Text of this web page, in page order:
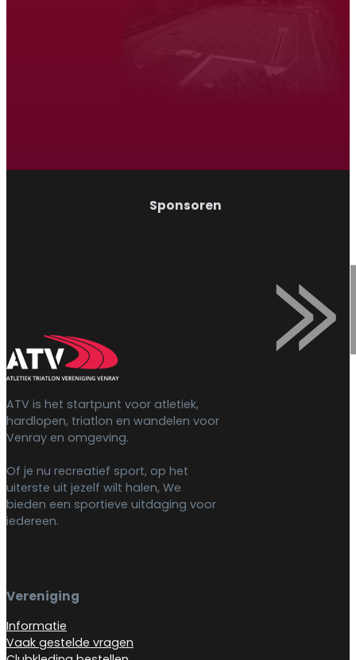
Sponsoren
ATV is het startpunt voor atletiek,
hardlopen, triatlon en wandelen voor
Venray en omgeving.
Of je nu recreatief sport, op het
uiterste uit jezelf wilt halen, We
bieden een sportieve uitdaging voor
iedereen.
Vereniging
Informatie
Vaak gestelde vragen